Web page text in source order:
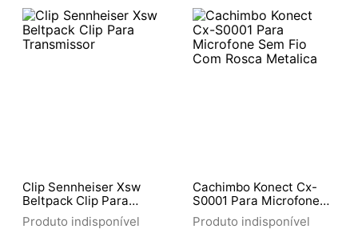
Clip Sennheiser Xsw
Beltpack Clip Para
Transmissor
Produto indisponível
Cachimbo Konect Cx-
S0001 Para Microfone
Sem Fio Com Rosca
Metalica
Produto indisponível